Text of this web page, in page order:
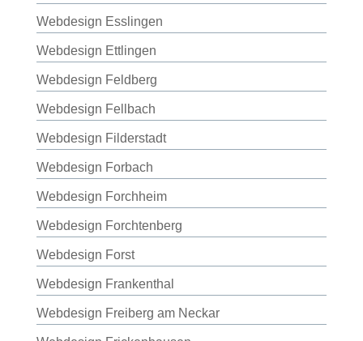
Webdesign Esslingen
Webdesign Ettlingen
Webdesign Feldberg
Webdesign Fellbach
Webdesign Filderstadt
Webdesign Forbach
Webdesign Forchheim
Webdesign Forchtenberg
Webdesign Forst
Webdesign Frankenthal
Webdesign Freiberg am Neckar